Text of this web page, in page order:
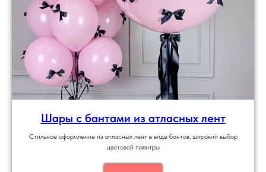
Шары с бантами из атласных лент
Стильное оформление из атласных лент в виде бантов, широкий выбор
цветовой палитры